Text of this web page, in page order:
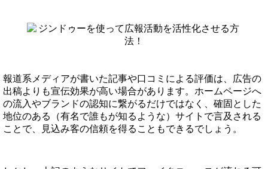
報道系メディアが書いた記事や口コミによる評価は、広告の
出稿よりも宣伝効果が高い場合があります。ホームページへ
の流入やブランドの認知に繋がるだけではなく、確固とした
地位のある（有名で誰もが知るような）サイトで言及される
ことで、見込み客の信頼を得ることもできるでしょう。